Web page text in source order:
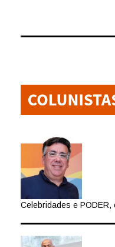
Celebridades e PODER,